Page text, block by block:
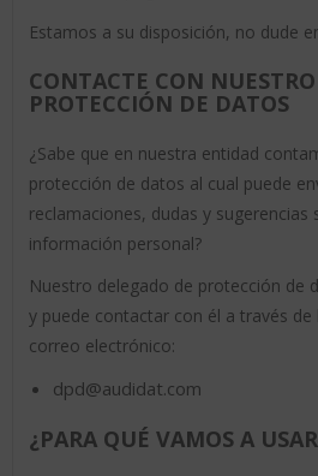
Estamos a su disposición, no dude
CONTACTE CON
PROTECCIÓN DE DATOS
¿Sabe que en nuestra entidad
protección de datos al cual puede
reclamaciones, dudas y sugerencias
información personal?
Nuestro delegado de protección de
y puede contactar con él a través de
correo electrónico:
dpd@audidat.com
¿PARA QUÉ VAMOS A